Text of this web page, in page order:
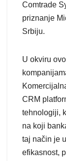
Comtrade
priznanje
Srbiju.
U okviru
CRM
tehnologiji,
na koji
taj način je
efikasnost,